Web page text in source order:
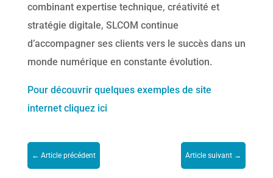
combinant expertise technique, créativité et
stratégie digitale, SLCOM continue
d’accompagner ses clients vers le succès dans un
monde numérique en constante évolution.
Pour découvrir quelques exemples de site
internet cliquez ici
← Article précédent Article suivant →